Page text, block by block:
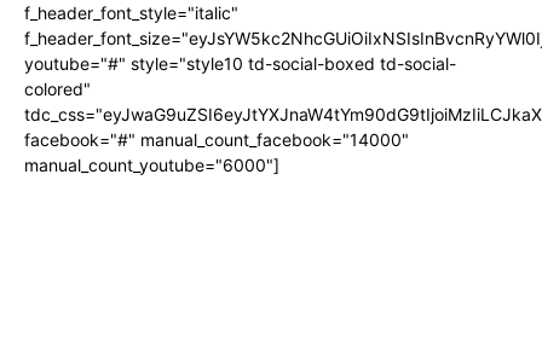
f_header_font_style="italic"
youtube="#" style="style10 td-social-boxed td-social-
colored"
facebook="#" manual_count_facebook="14000"
manual_count_youtube="6000"]